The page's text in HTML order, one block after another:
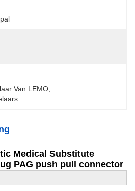
Van LEMO
Medical Substitute
PAG push pull connector